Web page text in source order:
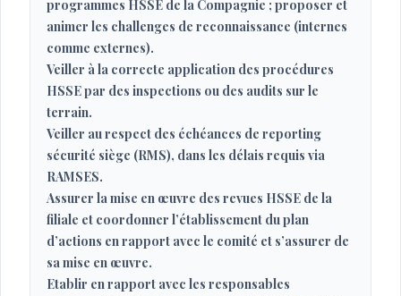
programmes HSSE de la Compagnie ; proposer et
animer les challenges de reconnaissance (internes
comme externes).
Veiller à la correcte application des procédures
HSSE par des inspections ou des audits sur le
terrain.
Veiller au respect des échéances de reporting
sécurité siège (RMS), dans les délais requis via
RAMSES.
Assurer la mise en œuvre des revues HSSE de la
filiale et coordonner l’établissement du plan
d’actions en rapport avec le comité et s’assurer de
sa mise en œuvre.
Etablir en rapport avec les responsables